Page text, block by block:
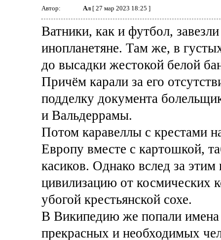
Автор: Ал[ 27 мар 2023 18:25 ]
Ватники, как и футбол,
инопланетяне. Там же, в
до высадки жестокой белой
Причём карали за его
подделку документа
и Вальдеррамы.
Потом каравеллы с крестами
Европу вместе с картошкой,
касиков. Однако вслед за
цивилизацию от космических
убогой крестьянской сохе.
В Википедию же попали имена
прекрасных и необходимых